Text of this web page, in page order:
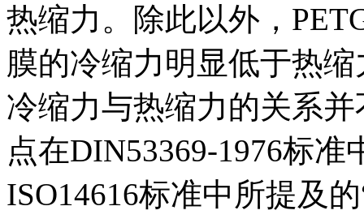
热缩力。除此以外，
膜的冷缩力明显低于热
冷缩力与热缩力的关系
点在DIN53369-1976标
ISO14616标准中所提及